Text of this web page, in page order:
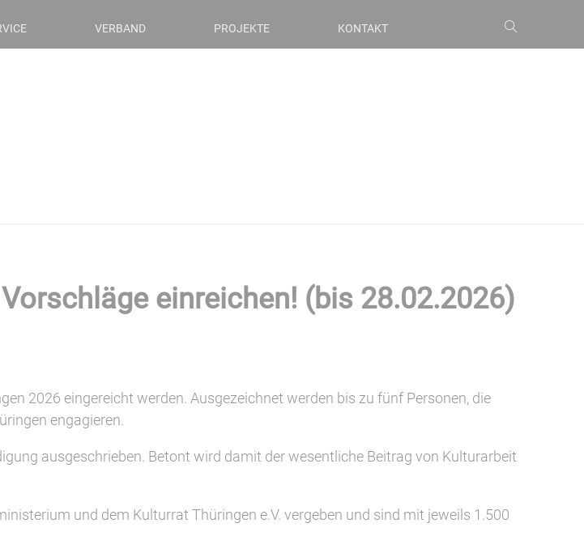
VERBAND PROJEKTE KONTAKT
einreichen! (bis 28.02.2026)
2026 eingereicht werden. Ausgezeichnet werden bis zu fünf Personen, die
engagieren.
ausgeschrieben. Betont wird damit der wesentliche Beitrag von Kulturarbeit
und dem Kulturrat Thüringen e.V. vergeben und sind mit jeweils 1.500